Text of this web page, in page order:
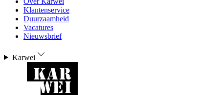
Klantenservice
Duurzaamheid
Vacatures
Nieuwsbrief
Karwei